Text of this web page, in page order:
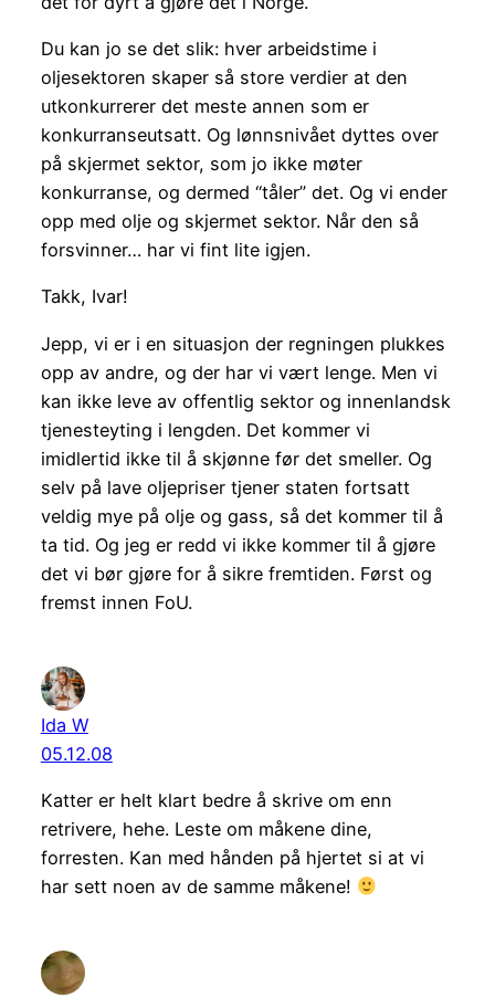
Du kan jo se det slik: hver arbeidstime i
oljesektoren skaper så store verdier at den
utkonkurrerer det meste annen som er
konkurranseutsatt. Og lønnsnivået dyttes over
på skjermet sektor, som jo ikke møter
konkurranse, og dermed “tåler” det. Og vi ender
opp med olje og skjermet sektor. Når den så
forsvinner… har vi fint lite igjen.
Takk, Ivar!
Jepp, vi er i en situasjon der regningen plukkes
opp av andre, og der har vi vært lenge. Men vi
kan ikke leve av offentlig sektor og innenlandsk
tjenesteyting i lengden. Det kommer vi
imidlertid ikke til å skjønne før det smeller. Og
selv på lave oljepriser tjener staten fortsatt
veldig mye på olje og gass, så det kommer til å
ta tid. Og jeg er redd vi ikke kommer til å gjøre
det vi bør gjøre for å sikre fremtiden. Først og
fremst innen FoU.
Ida W
05.12.08
Katter er helt klart bedre å skrive om enn
retrivere, hehe. Leste om måkene dine,
forresten. Kan med hånden på hjertet si at vi
har sett noen av de samme måkene!